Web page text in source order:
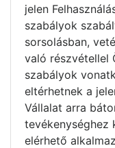
jelen
szabályok
sorsolásban,
való részvétellel
szabályok
eltérhetnek a
Vállalat arra
tevékenységhez
elérhető